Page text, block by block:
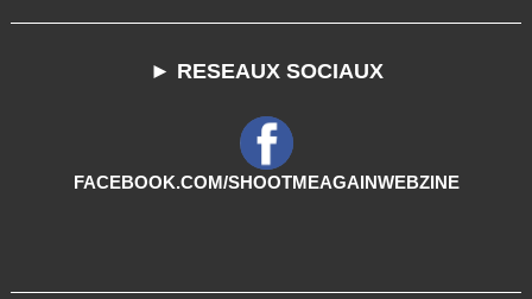
► RESEAUX SOCIAUX
FACEBOOK.COM/SHOOTMEAGAINWEBZINE